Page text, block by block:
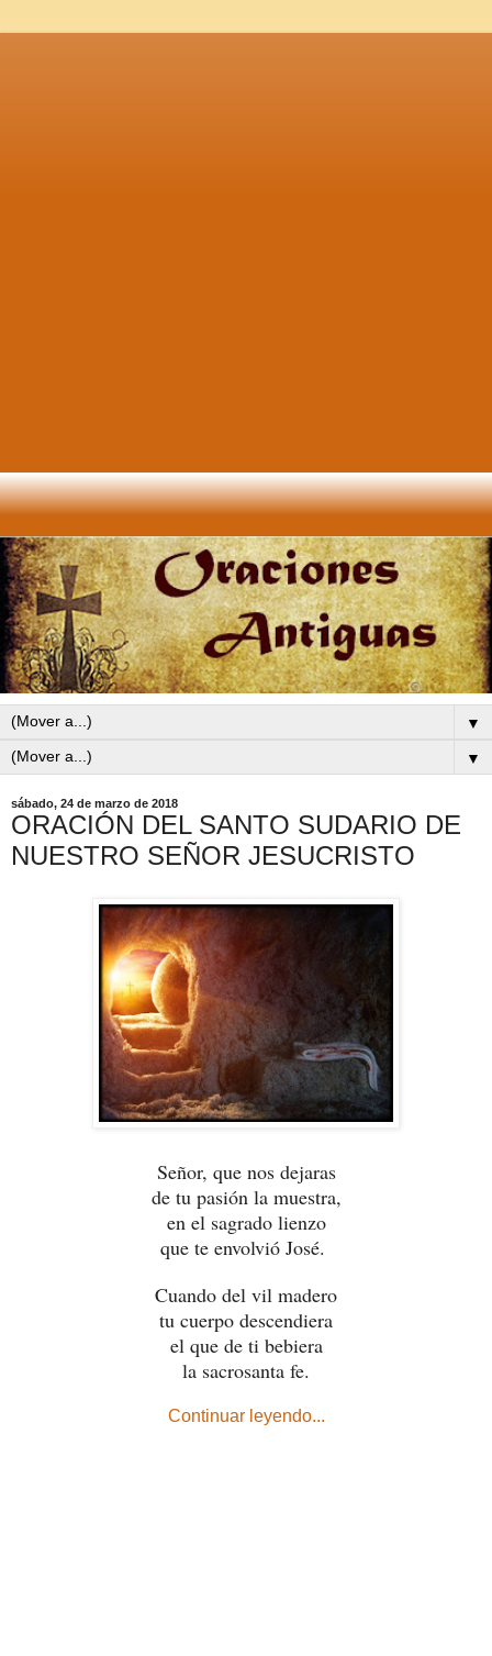
▼
▼
sábado, 24 de marzo de 2018
ORACIÓN DEL SANTO SUDARIO DE
NUESTRO SEÑOR JESUCRISTO
Señor, que nos dejaras
de tu pasión la muestra,
en el sagrado lienzo
que te envolvió José.
Cuando del vil madero
tu cuerpo descendiera
el que de ti bebiera
la sacrosanta fe.
Continuar leyendo...